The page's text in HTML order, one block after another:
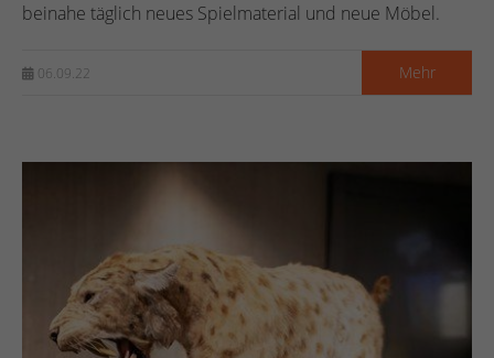
beinahe täglich neues Spielmaterial und neue Möbel.
06.09.22 Mehr